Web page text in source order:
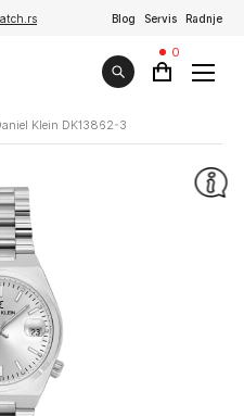
Blog Servis Radnje
0
Klein DK13862-3